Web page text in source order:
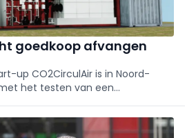
goedkoop afvangen
up CO2CirculAir is in Noord-
het testen van een
keer zo efficiënt zijn, en relatief